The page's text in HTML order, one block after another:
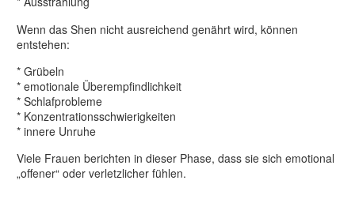
Wenn das Shen nicht ausreichend genährt wird, können
entstehen:
* Grübeln
* emotionale Überempfindlichkeit
* Schlafprobleme
* Konzentrationsschwierigkeiten
* innere Unruhe
Viele Frauen berichten in dieser Phase, dass sie sich emotional
„offener“ oder verletzlicher fühlen.